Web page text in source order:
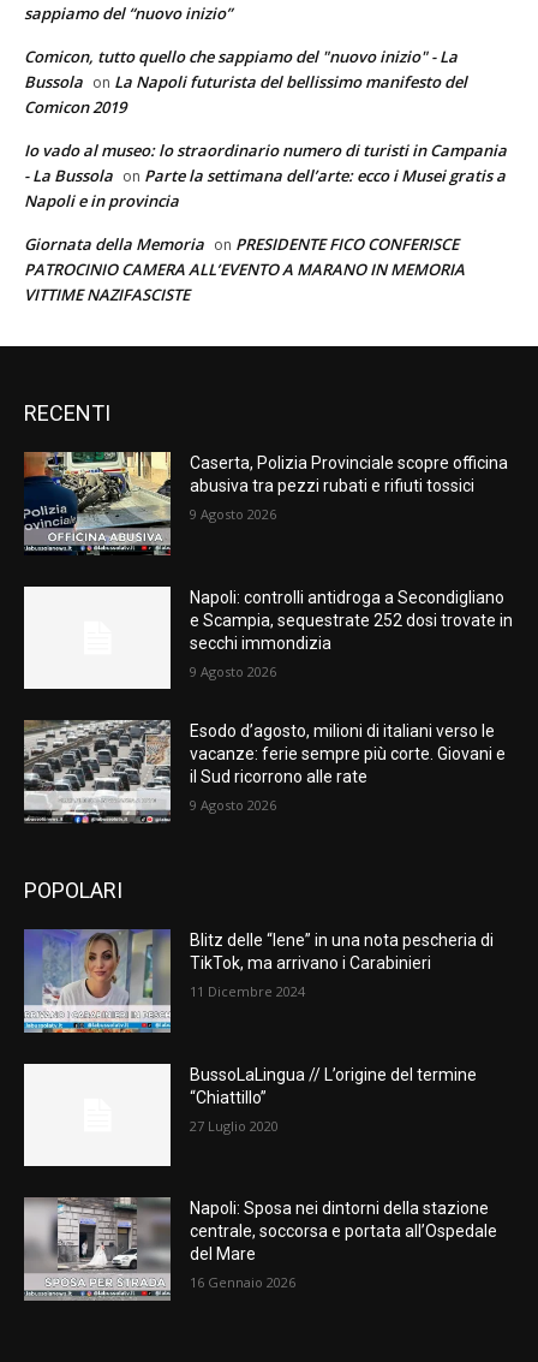
sappiamo del “nuovo inizio”
Comicon, tutto quello che sappiamo del "nuovo inizio" - La
Bussola on La Napoli futurista del bellissimo manifesto del
Comicon 2019
Io vado al museo: lo straordinario numero di turisti in Campania
- La Bussola on Parte la settimana dell’arte: ecco i Musei gratis a
Napoli e in provincia
Giornata della Memoria on PRESIDENTE FICO CONFERISCE
PATROCINIO CAMERA ALL’EVENTO A MARANO IN MEMORIA
VITTIME NAZIFASCISTE
RECENTI
Caserta, Polizia Provinciale scopre officina
abusiva tra pezzi rubati e rifiuti tossici
9 Agosto 2026
Napoli: controlli antidroga a Secondigliano
e Scampia, sequestrate 252 dosi trovate in
secchi immondizia
9 Agosto 2026
Esodo d’agosto, milioni di italiani verso le
vacanze: ferie sempre più corte. Giovani e
il Sud ricorrono alle rate
9 Agosto 2026
POPOLARI
Blitz delle “Iene” in una nota pescheria di
TikTok, ma arrivano i Carabinieri
11 Dicembre 2024
BussoLaLingua // L’origine del termine
“Chiattillo”
27 Luglio 2020
Napoli: Sposa nei dintorni della stazione
centrale, soccorsa e portata all’Ospedale
del Mare
16 Gennaio 2026